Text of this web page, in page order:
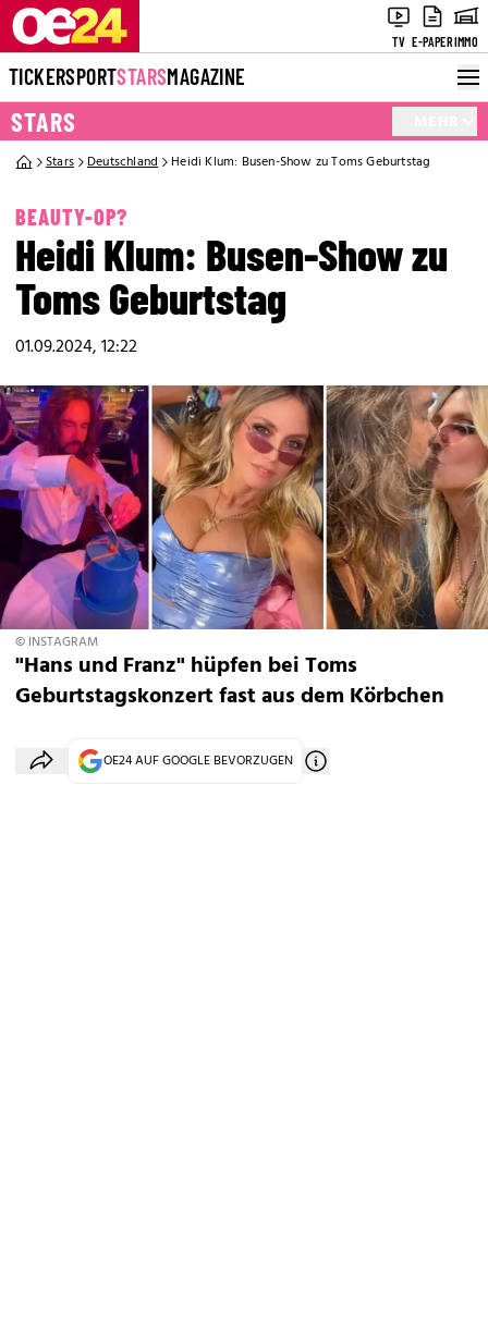
TV E-PAPERIMMO
TICKERSPORTSTARSMAGAZINE
STARS
Stars Deutschland Heidi Klum: Busen-Show zu Toms Geburtstag
BEAUTY-OP?
Heidi Klum: Busen-Show zu
Toms Geburtstag
01.09.2024, 12:22
© INSTAGRAM
"Hans und Franz" hüpfen bei Toms
Geburtstagskonzert fast aus dem Körbchen
OE24 AUF GOOGLE BEVORZUGEN